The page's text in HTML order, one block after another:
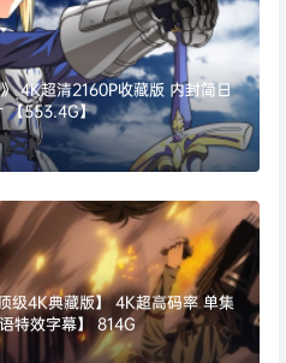
4K超清2160P收藏版 内封简日
【553.4G】
级4K典藏版】 4K超高码率 单集
特效字幕】 814G